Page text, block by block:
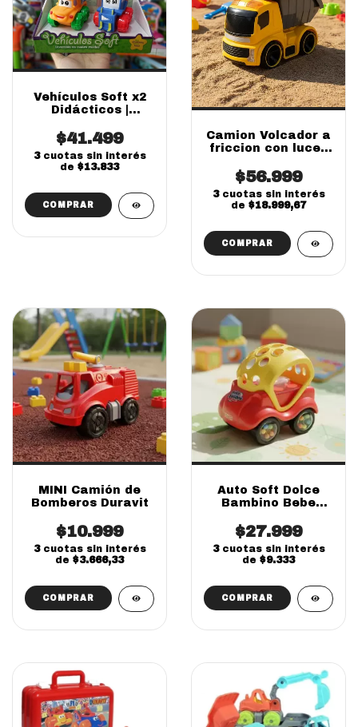
Vehículos Soft x2
Didácticos |
Infantil
$41.499
3 cuotas sin interés
de $13.833
Camion Volcador a
friccion con luces
$56.999
3 cuotas sin interés
de $18.999,67
MINI Camión de
Bomberos Duravit
$10.999
3 cuotas sin interés
de $3.666,33
Auto Soft Dolce
Bambino Bebe
$27.999
3 cuotas sin interés
de $9.333